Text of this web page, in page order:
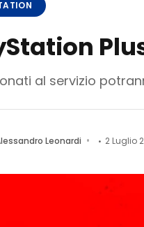
al servizio
Leonardi 2 Luglio